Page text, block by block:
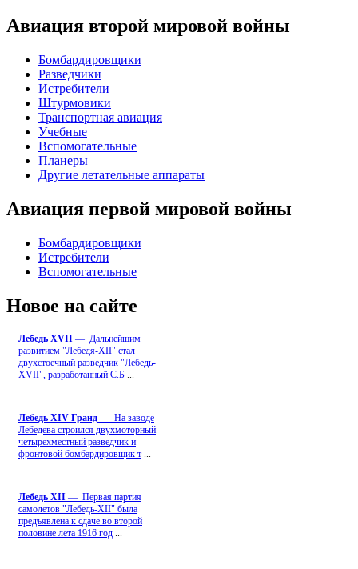
Авиация второй мировой войны
Бомбардировщики
Разведчики
Истребители
Штурмовики
Транспортная авиация
Учебные
Вспомогательные
Планеры
Другие летательные аппараты
Авиация первой мировой войны
Бомбардировщики
Истребители
Вспомогательные
Новое на сайте
Лебедь ХVII — Дальнейшим
развитием "Лебедя-ХII" стал
двухстоечный разведчик "Лебедь-
XVII", разработанный С.Б
Лебедь ХIV Гранд — На заводе
Лебедева строился двухмоторный
четырехместный разведчик и
фронтовой бомбардировщик т
Лебедь ХII — Первая партия
самолетов "Лебедь-ХII" была
предъявлена к сдаче во второй
половине лета 1916 год